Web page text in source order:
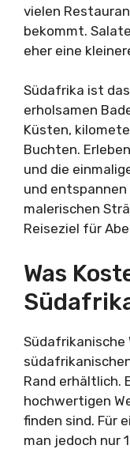
vielen
bekommt.
eher eine
Südafrika ist
erholsamen
Küsten,
Buchten.
und die
und entspannen
malerischen
Reiseziel für
Was
Südafrikanische
Rand erhältlich.
hochwertigen
finden sind. Für
man jedoch nur